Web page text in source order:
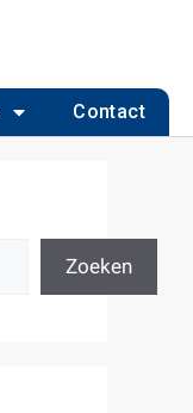
Contact
Zoeken